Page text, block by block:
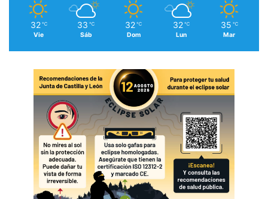
32 ℃
Vie
33 ℃
Sáb
32 ℃
Dom
32 ℃
Lun
35 ℃
Mar